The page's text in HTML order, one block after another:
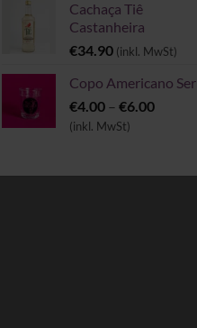
Cachaça Tiê
Castanheira
€34.90 (inkl. MwSt)
Copo Americano
€4.00 – €6.00
(inkl. MwSt)